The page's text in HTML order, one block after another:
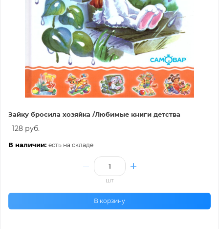
Зайку бросила хозяйка /Любимые книги детства
128 руб.
В наличии: есть на складе
шт
В корзину